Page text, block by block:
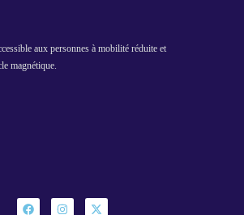
aux personnes à mobilité réduite et
magnétique.